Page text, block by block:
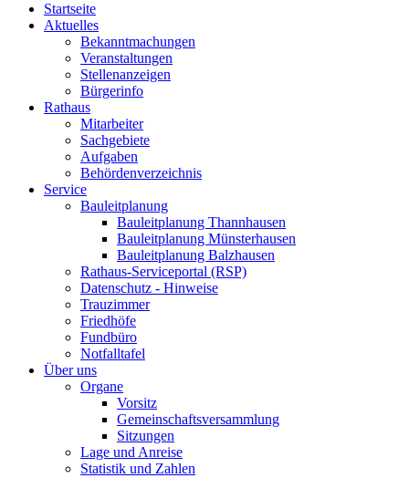
Startseite
Aktuelles
Bekanntmachungen
Veranstaltungen
Stellenanzeigen
Bürgerinfo
Rathaus
Mitarbeiter
Sachgebiete
Aufgaben
Behördenverzeichnis
Service
Bauleitplanung
Bauleitplanung Thannhausen
Bauleitplanung Münsterhausen
Bauleitplanung Balzhausen
Rathaus-Serviceportal (RSP)
Datenschutz - Hinweise
Trauzimmer
Friedhöfe
Fundbüro
Notfalltafel
Über uns
Organe
Vorsitz
Gemeinschaftsversammlung
Sitzungen
Lage und Anreise
Statistik und Zahlen